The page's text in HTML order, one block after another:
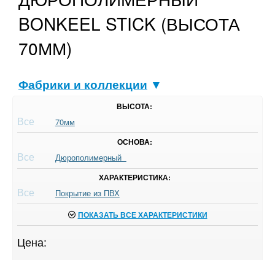
BONKEEL STICK (ВЫСОТА
70ММ)
Фабрики и коллекции ▼
ВЫСОТА:
Все 70мм
ОСНОВА:
Все Дюрополимерный
ХАРАКТЕРИСТИКА:
Все Покрытие из ПВХ
ПОКАЗАТЬ ВСЕ ХАРАКТЕРИСТИКИ
Цена: